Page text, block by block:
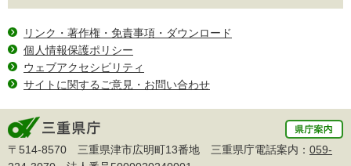
リンク・著作権・免責事項・ダウンロード
個人情報保護ポリシー
ウェブアクセシビリティ
サイトに関するご意見・お問い合わせ
〒514-8570 三重県津市広明町13番地 三重県庁電話案内： 059-